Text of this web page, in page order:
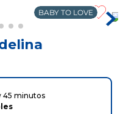
BABY TO LOVE
45 minutos